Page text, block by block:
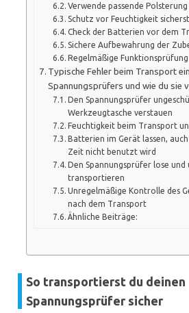
Verwende passende Polsterung
Schutz vor Feuchtigkeit
Check der Batterien vor dem
Sichere Aufbewahrung der
Regelmäßige Funktionsprüfung
Typische Fehler beim Transport
Spannungsprüfers und wie du sie
Den Spannungsprüfer
Werkzeugtasche verstauen
Feuchtigkeit beim Transport
Batterien im Gerät lassen,
Zeit nicht benutzt wird
Den Spannungsprüfer lose und
transportieren
Unregelmäßige Kontrolle des
nach dem Transport
Ähnliche Beiträge:
So transportierst du deinen
Spannungsprüfer sicher